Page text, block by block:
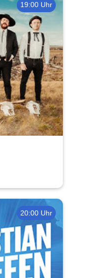
19:00 Uhr
20:00 Uhr